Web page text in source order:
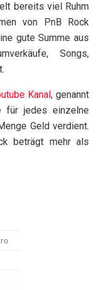
bereits viel Ruhm
von PnB Rock
gute Summe aus
Songs,
Kanal, genannt
für jedes einzelne
Geld verdient.
beträgt mehr als